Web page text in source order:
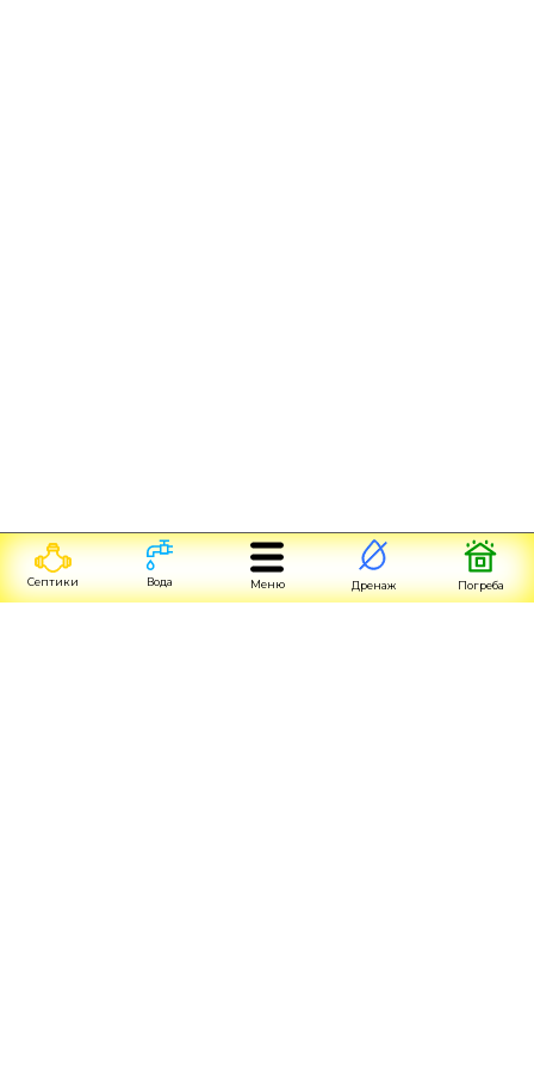
Септики Вода Меню Дренаж Погреба